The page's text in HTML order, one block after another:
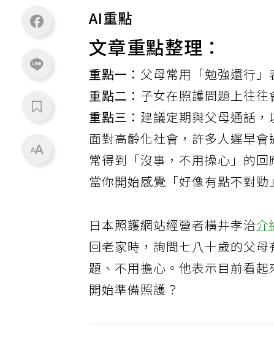
AI重點
文章重點整理：
重點一： 父母常用「勉強還行」
重點二： 子女在照護問題上往往
重點三： 建議定期與父母通話，
面對高齡化社會，許多人遲早
常得到「沒事，不用操心」的
當你開始感覺「好像有點不對
日本照護網站經營者橫井孝治介
回老家時，詢問七八十歲的父
題、不用擔心。他表示目前看
開始準備照護？